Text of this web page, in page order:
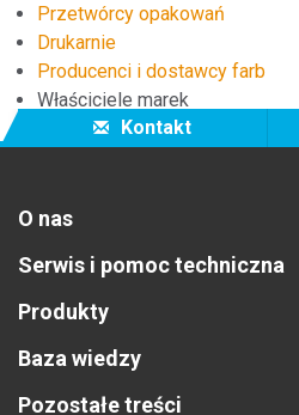
Przetwórcy opakowań
Drukarnie
Producenci i dostawcy farb
Właściciele marek
Kontakt
O nas
Serwis i pomoc techniczna
Produkty
Baza wiedzy
Pozostałe treści